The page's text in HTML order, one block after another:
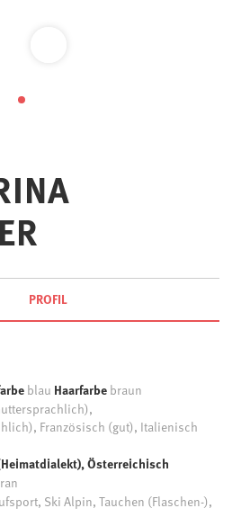
PROFIL
blau Haarfarbe braun
Französisch (gut), Italienisch
Österreichisch
Ski Alpin, Tauchen (Flaschen-),